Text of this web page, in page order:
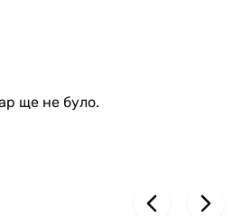
та сушити в сушарці
немовлят та дітей. Відповідають
іграшок EN71 - частина 1, 2, 3 і 9 (ЄС),
ще не було.